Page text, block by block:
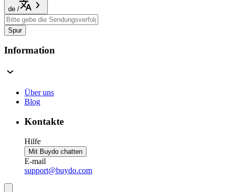
de /
Spur
Information
Über uns
Blog
Kontakte
Hilfe
Mit Buydo chatten
E-mail
support@buydo.com